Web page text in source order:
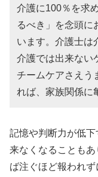
介護に100％を求
るべき」を念頭に
います。介護士は
介護では出来ない
チームケアさえう
れば、家族関係に
記憶や判断力が低
来なくなることも
ば注ぐほど報われ